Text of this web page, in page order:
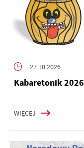
27.10.2026
Kabaretonik 2026
WIĘCEJ